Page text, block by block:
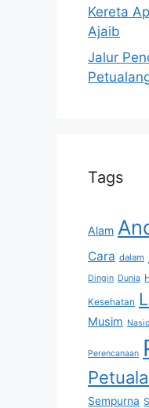
Kereta
Ajaib
Jalur
Tags
Alam
Cara dalam
Dingin Dunia
Kesehatan
Musim
Perencanaan
Sempurna